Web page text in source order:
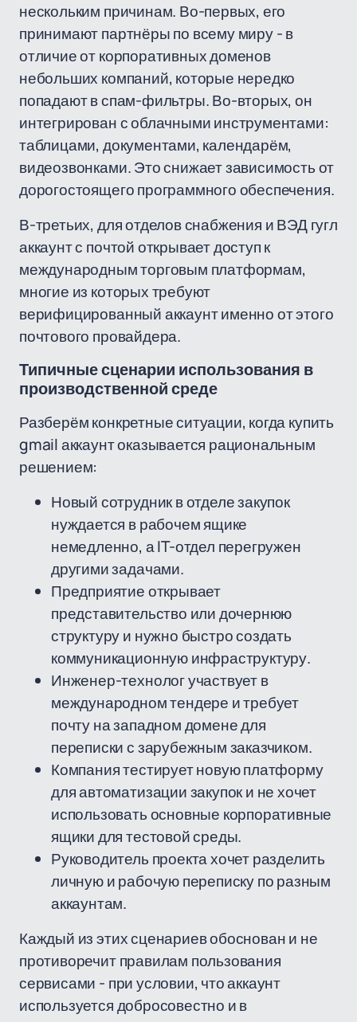
нескольким причинам. Во-первых, его
принимают партнёры по всему миру - в
отличие от корпоративных доменов
небольших компаний, которые нередко
попадают в спам-фильтры. Во-вторых, он
интегрирован с облачными инструментами:
таблицами, документами, календарём,
видеозвонками. Это снижает зависимость от
дорогостоящего программного обеспечения.
В-третьих, для отделов снабжения и ВЭД гугл
аккаунт с почтой открывает доступ к
международным торговым платформам,
многие из которых требуют
верифицированный аккаунт именно от этого
почтового провайдера.
Типичные сценарии использования в
производственной среде
Разберём конкретные ситуации, когда купить
gmail аккаунт оказывается рациональным
решением:
Новый сотрудник в отделе закупок
нуждается в рабочем ящике
немедленно, а IT-отдел перегружен
другими задачами.
Предприятие открывает
представительство или дочернюю
структуру и нужно быстро создать
коммуникационную инфраструктуру.
Инженер-технолог участвует в
международном тендере и требует
почту на западном домене для
переписки с зарубежным заказчиком.
Компания тестирует новую платформу
для автоматизации закупок и не хочет
использовать основные корпоративные
ящики для тестовой среды.
Руководитель проекта хочет разделить
личную и рабочую переписку по разным
аккаунтам.
Каждый из этих сценариев обоснован и не
противоречит правилам пользования
сервисами - при условии, что аккаунт
используется добросовестно и в